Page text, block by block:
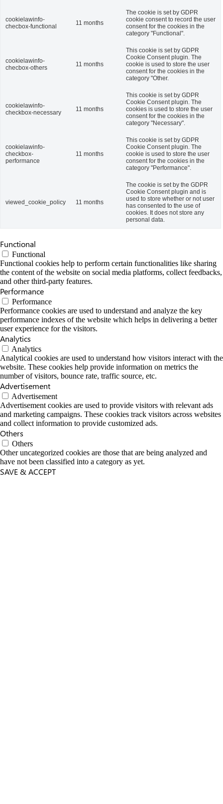
cookielawinfo-
checbox-functional
11 months
The cookie is set by GDPR
cookie consent to record the user
consent for the cookies in the
category "Functional".
cookielawinfo-
checbox-others
11 months
This cookie is set by GDPR
Cookie Consent plugin. The
cookie is used to store the user
consent for the cookies in the
category "Other.
cookielawinfo-
checkbox-necessary
11 months
This cookie is set by GDPR
Cookie Consent plugin. The
cookies is used to store the user
consent for the cookies in the
category "Necessary".
cookielawinfo-
checkbox-
performance
11 months
This cookie is set by GDPR
Cookie Consent plugin. The
cookie is used to store the user
consent for the cookies in the
category "Performance".
viewed_cookie_policy 11 months
The cookie is set by the GDPR
Cookie Consent plugin and is
used to store whether or not user
has consented to the use of
cookies. It does not store any
personal data.
Functional
Functional
Functional cookies help to perform certain functionalities like sharing
the content of the website on social media platforms, collect feedbacks,
and other third-party features.
Performance
Performance
Performance cookies are used to understand and analyze the key
performance indexes of the website which helps in delivering a better
user experience for the visitors.
Analytics
Analytics
Analytical cookies are used to understand how visitors interact with the
website. These cookies help provide information on metrics the
number of visitors, bounce rate, traffic source, etc.
Advertisement
Advertisement
Advertisement cookies are used to provide visitors with relevant ads
and marketing campaigns. These cookies track visitors across websites
and collect information to provide customized ads.
Others
Others
Other uncategorized cookies are those that are being analyzed and
have not been classified into a category as yet.
SAVE & ACCEPT